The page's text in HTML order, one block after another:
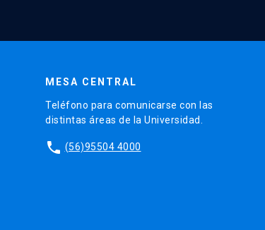
MESA CENTRAL
Teléfono para comunicarse con las
distintas áreas de la Universidad.
phone (56)95504 4000